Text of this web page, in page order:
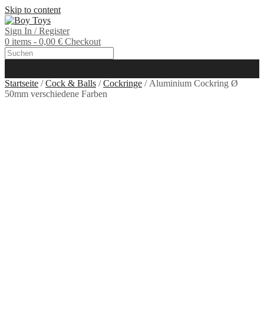
Skip to content
Sign In / Register
0 items - 0,00 € Checkout
Startseite /Cock & Balls /Cockringe / Aluminium Cockring Ø
50mm verschiedene Farben